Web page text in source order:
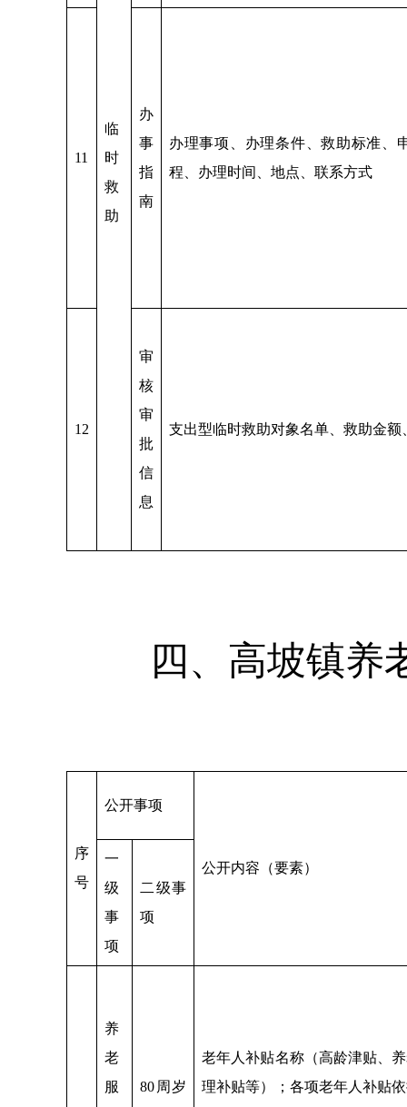
临
时
救
助
11
办
事
指
南
办理事项、办理条件、救助标准、
程、办理时间、地点、联系方式
12
审
核
审
批
信
息
支出型临时救助对象名单、救助金额
四、高坡镇养
序
号
公开事项
公开内容（要素）
一
级
事
项
二级事
项
养
老
服
80周岁
老年人补贴名称（高龄津贴、
理补贴等）；各项老年人补贴